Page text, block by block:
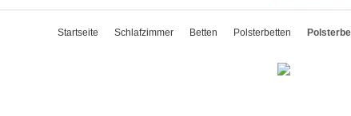
Startseite Schlafzimmer Betten Polsterbetten